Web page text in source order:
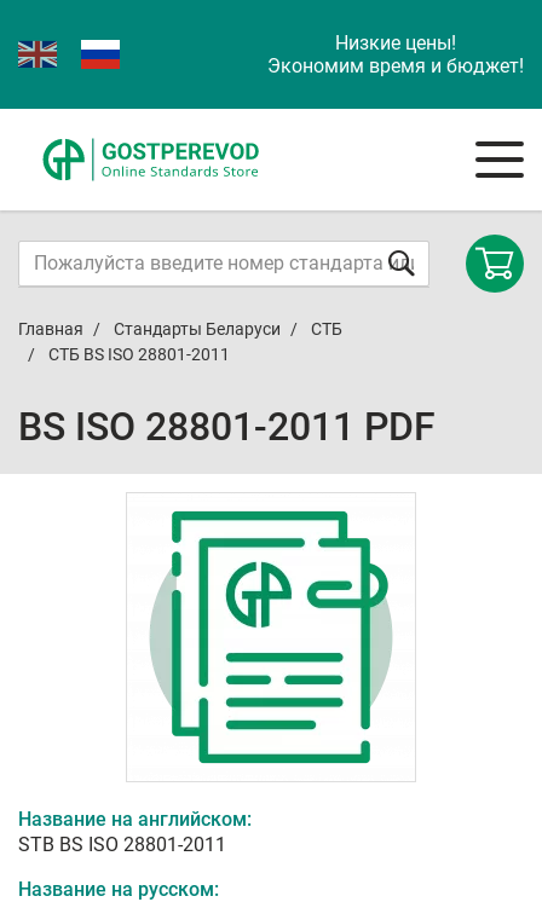
Низкие цены!
Экономим время и бюджет!
Главная Стандарты Беларуси
СТБ
СТБ BS ISO 28801-2011
BS ISO 28801-2011 PDF
Название на английском:
STB BS ISO 28801-2011
Название на русском: